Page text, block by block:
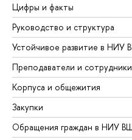
Цифры и факты
Руководство и структура
Устойчивое развитие в НИУ
Преподаватели и сотрудники
Корпуса и общежития
Закупки
Обращения граждан в НИУ